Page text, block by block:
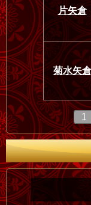
片矢倉
菊水矢倉
1